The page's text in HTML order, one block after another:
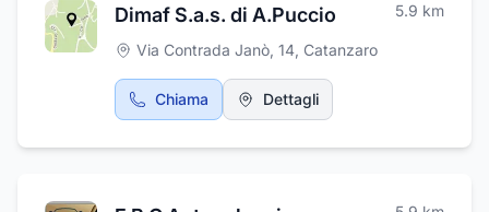
Dimaf S.a.s. di A.Puccio 5.9 km
Via Contrada Janò, 14, Catanzaro
Chiama Dettagli